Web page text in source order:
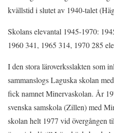
kvällstid i slutet av 1940-talet
Skolans elevantal 1945-1970:
1960 341, 1965 314, 1970 285
I den stora läroverksslakten som
sammanslogs Laguska skolan
fick namnet Minervaskolan. År
svenska samskola (Zillen) med
skolan helt 1977 vid övergången